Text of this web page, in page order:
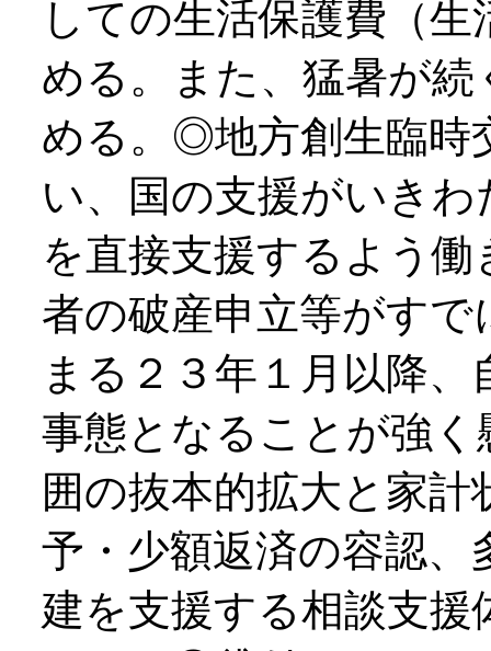
しての生活保護費（
める。また、猛暑が
める。◎地方創生臨時
い、国の支援がいき
を直接支援するよう
者の破産申立等がす
まる２３年１月以降
事態となることが強
囲の抜本的拡大と家
予・少額返済の容認、
建を支援する相談支